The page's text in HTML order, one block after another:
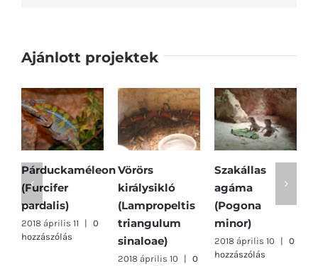
Ajánlott projektek
Párduckaméleon
(Furcifer
pardalis)
2018 április 11 |
0
hozzászólás
Vörörs
királysikló
(Lampropeltis
triangulum
sinaloae)
2018 április 10 |
0
Szakállas
agáma
(Pogona
minor)
2018 április 10 |
0
hozzászólás